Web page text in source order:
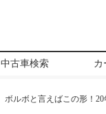
中古車検索 カ
ボルボと言えばこの形！20